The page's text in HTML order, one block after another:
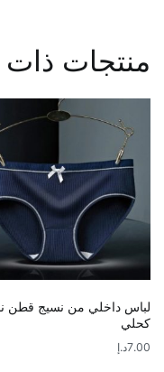
منتجات
لباس داخلي من نسيج قطن
كحلي
7.00د.إ